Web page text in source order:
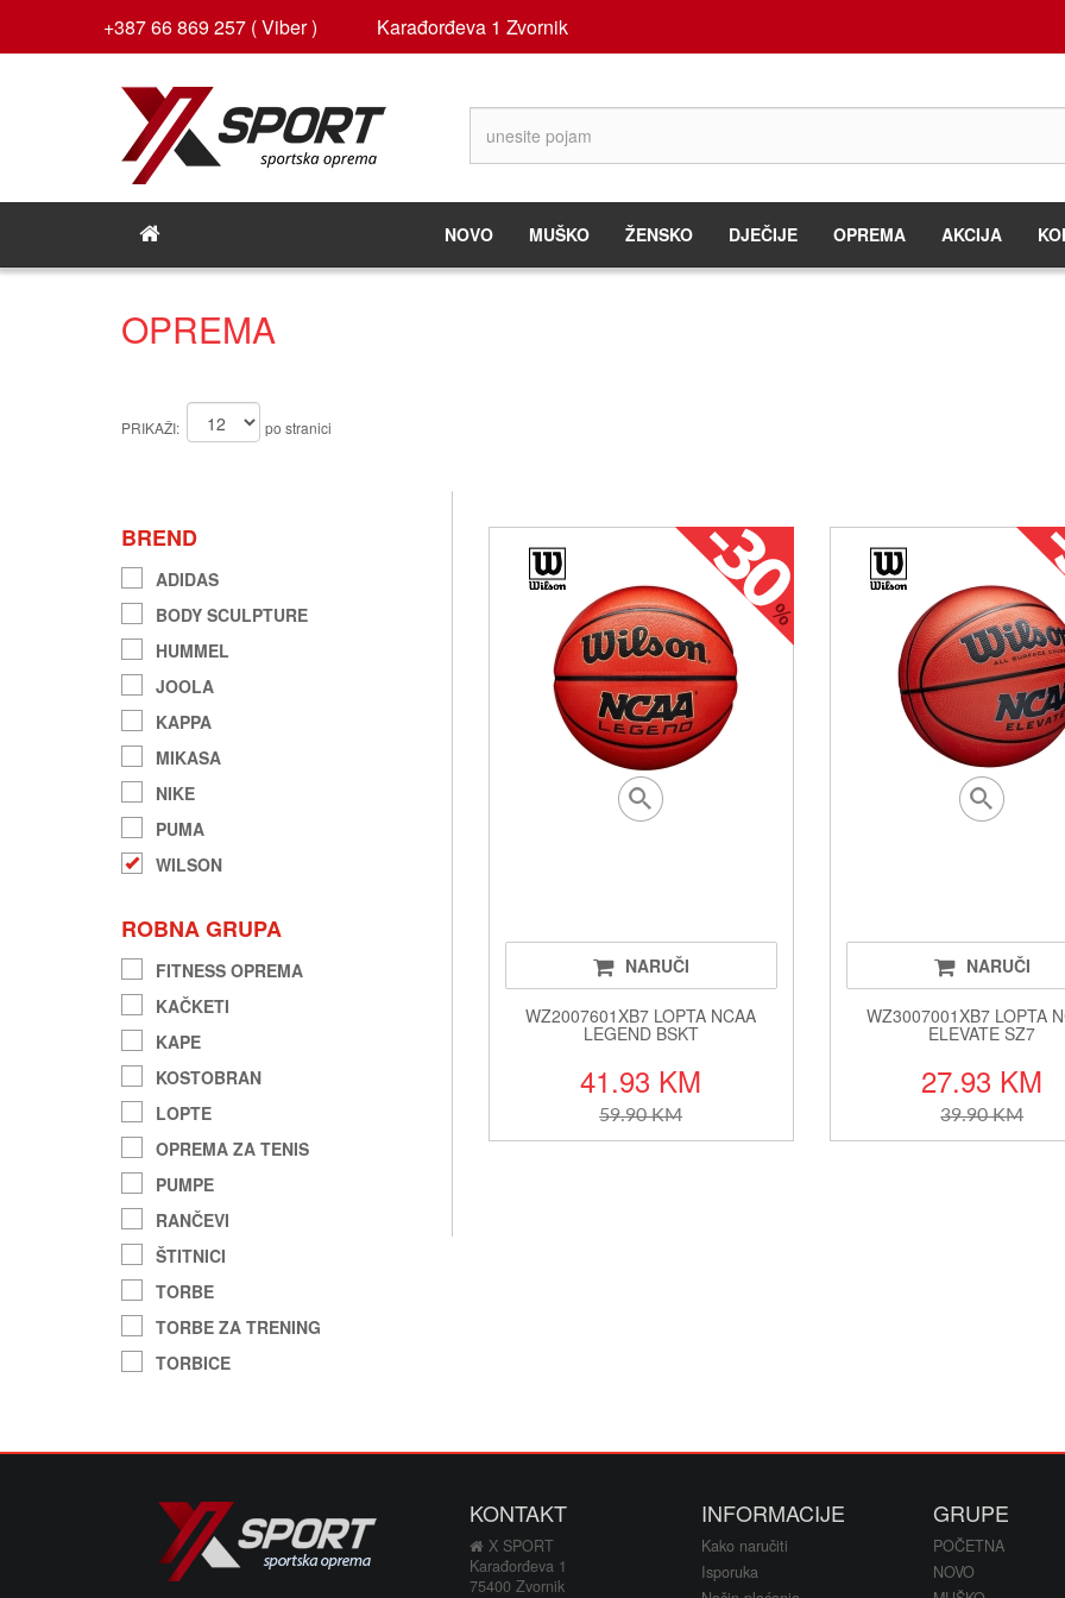
+387 66 869 257 ( Viber ) Karađorđeva 1 Zvornik
NOVO MUŠKO ŽENSKO DJEČIJE OPREMA AKCIJA
OPREMA
PRIKAŽI: po stranici
BREND
ADIDAS
BODY SCULPTURE
HUMMEL
JOOLA
KAPPA
MIKASA
NIKE
PUMA
WILSON
ROBNA GRUPA
FITNESS OPREMA
KAČKETI
KAPE
KOSTOBRAN
LOPTE
OPREMA ZA TENIS
PUMPE
RANČEVI
ŠTITNICI
TORBE
TORBE ZA TRENING
TORBICE
NARUČI
WZ2007601XB7 LOPTA NCAA
LEGEND BSKT
41.93 KM
59.90 KM
NARUČI
WZ3007001XB7 LOPTA
ELEVATE SZ7
27.93 KM
39.90 KM
KONTAKT
X SPORT
Karađorđeva 1
75400 Zvornik
INFORMACIJE
Kako naručiti
Isporuka
GRUPE
POČETNA
NOVO